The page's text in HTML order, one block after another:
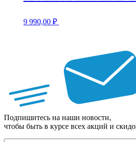
9 990,00 ₽
Подпишитесь на наши новости,
чтобы быть в курсе всех акций и